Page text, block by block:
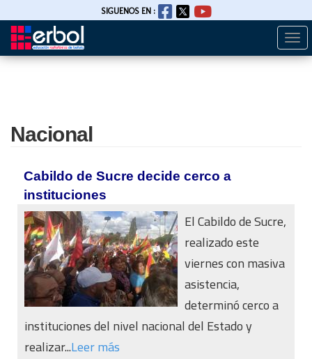
Pasar
SIGUENOS EN :
Nacional
Cabildo de Sucre decide cerco a
instituciones
El Cabildo de Sucre,
realizado este
viernes con masiva
asistencia,
determinó cerco a
instituciones del nivel nacional del Estado y
realizar...Leer más